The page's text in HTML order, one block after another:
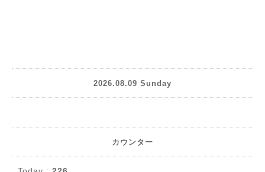
2026.08.09 Sunday
カウンター